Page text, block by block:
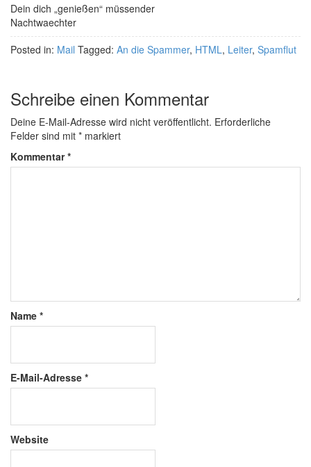
Dein dich „genießen“ müssender
Nachtwaechter
Posted in: Mail Tagged: An die Spammer, HTML, Leiter, Spamflut
Schreibe einen Kommentar
Deine E-Mail-Adresse wird nicht veröffentlicht. Erforderliche
Felder sind mit * markiert
Kommentar*
Name *
E-Mail-Adresse *
Website